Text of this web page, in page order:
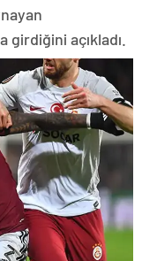
girdiğini açıkladı.